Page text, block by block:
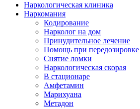
Наркологическая клиника
Наркомания
Кодирование
Нарколог на дом
Принудительное лечение
Помощь при передозировке
Снятие ломки
Наркологическая скорая
В стационаре
Амфетамин
Марихуана
Метадон